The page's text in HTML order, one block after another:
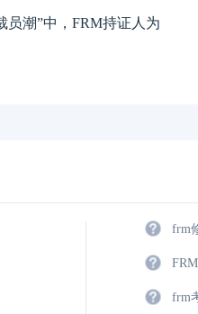
员潮”中，FRM持证人为
frm
frm